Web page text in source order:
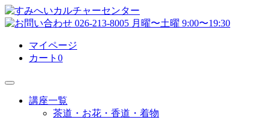
マイページ
カート 0
講座一覧
茶道・お花・香道・着物